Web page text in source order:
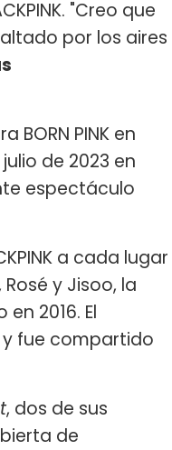
"Creo que
por los aires
PINK en
de 2023 en
espectáculo
a cada lugar
y Jisoo, la
2016. El
fue compartido
, dos de sus
de